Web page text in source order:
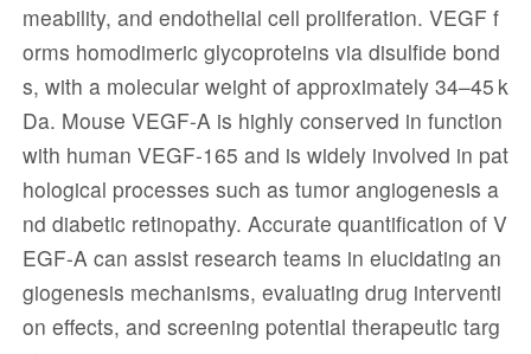
meability, and endothelial cell proliferation. VEGF f
orms homodimeric glycoproteins via disulfide bond
s, with a molecular weight of approximately 34–45 k
Da. Mouse VEGF-A is highly conserved in function
with human VEGF-165 and is widely involved in pat
hological processes such as tumor angiogenesis a
nd diabetic retinopathy. Accurate quantification of V
EGF-A can assist research teams in elucidating an
giogenesis mechanisms, evaluating drug interventi
on effects, and screening potential therapeutic targ